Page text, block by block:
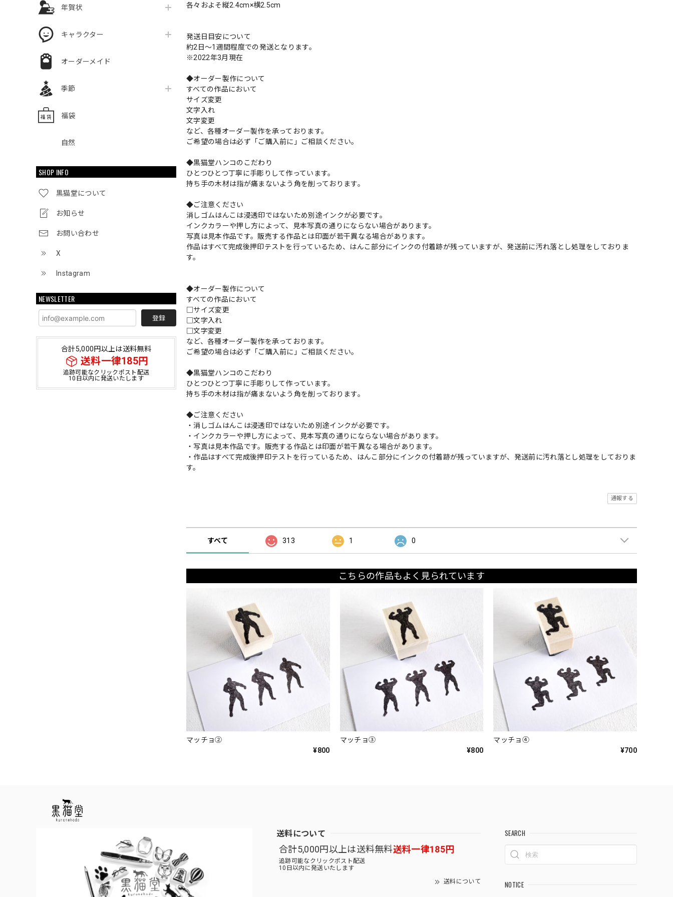
年賀状
キャラクター
オーダーメイド
季節
福袋
自然
SHOP INFO
黒猫堂について
お知らせ
お問い合わせ
X
Instagram
NEWSLETTER
登録
合計5,000円以上は送料無料
送料一律185円
追跡可能なクリックポスト配送
10日以内に発送いたします
各々およそ縦2.4cm×横2.5cm
発送日目安について
約2日〜1週間程度での発送となります。
※2022年3月現在
◆オーダー製作について
すべての作品において
サイズ変更
文字入れ
文字変更
など、各種オーダー製作を承っております。
ご希望の場合は必ず「ご購入前に」ご相談ください。
◆黒猫堂ハンコのこだわり
ひとつひとつ丁寧に手彫りして作っています。
持ち手の木材は指が痛まないよう角を削っております。
◆ご注意ください
消しゴムはんこは浸透印ではないため別途インクが必要です。
インクカラーや押し方によって、見本写真の通りにならない場合があります。
写真は見本作品です。販売する作品とは印面が若干異なる場合があります。
作品はすべて完成後押印テストを行っているため、はんこ部分にインクの付着跡が残っていますが、発送前に汚れ落とし処理をしておりま
す。
◆オーダー製作について
すべての作品において
□サイズ変更
□文字入れ
□文字変更
など、各種オーダー製作を承っております。
ご希望の場合は必ず「ご購入前に」ご相談ください。
◆黒猫堂ハンコのこだわり
ひとつひとつ丁寧に手彫りして作っています。
持ち手の木材は指が痛まないよう角を削っております。
◆ご注意ください
・消しゴムはんこは浸透印ではないため別途インクが必要です。
・インクカラーや押し方によって、見本写真の通りにならない場合があります。
・写真は見本作品です。販売する作品とは印面が若干異なる場合があります。
・作品はすべて完成後押印テストを行っているため、はんこ部分にインクの付着跡が残っていますが、発送前に汚れ落とし処理をしておりま
す。
通報する
すべて 313 1 0
こちらの作品もよく見られています
マッチョ②
¥800
マッチョ③
¥800
マッチョ④
¥700
送料について
合計5,000円以上は送料無料送料一律185円
追跡可能なクリックポスト配送
10日以内に発送いたします
送料について
SEARCH
NOTICE